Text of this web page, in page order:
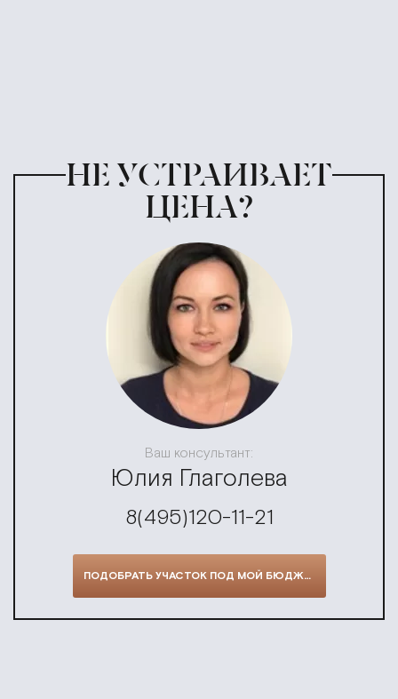
НЕ УСТРАИВАЕТ
ЦЕНА?
Ваш консультант:
Юлия Глаголева
8(495)120-11-21
ПОДОБРАТЬ УЧАСТОК ПОД МОЙ БЮДЖЕТ